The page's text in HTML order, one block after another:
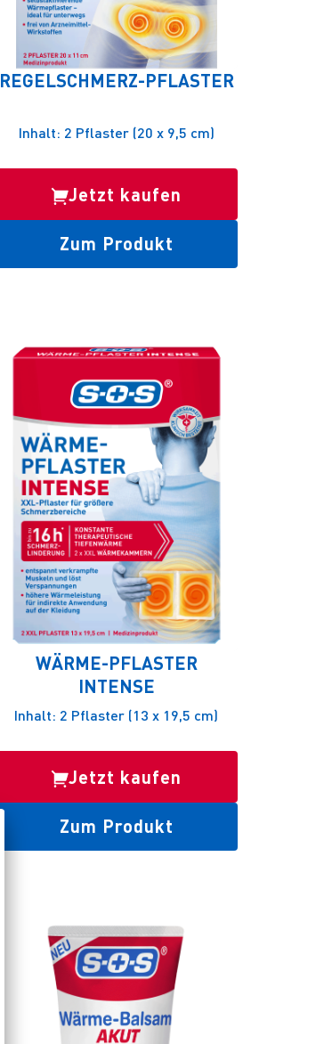
REGELSCHMERZ-PFLASTER
Inhalt: 2 Pflaster (20 x 9,5 cm)
Jetzt kaufen
Zum Produkt
WÄRME-PFLASTER
INTENSE
Inhalt: 2 Pflaster (13 x 19,5 cm)
Jetzt kaufen
Zum Produkt